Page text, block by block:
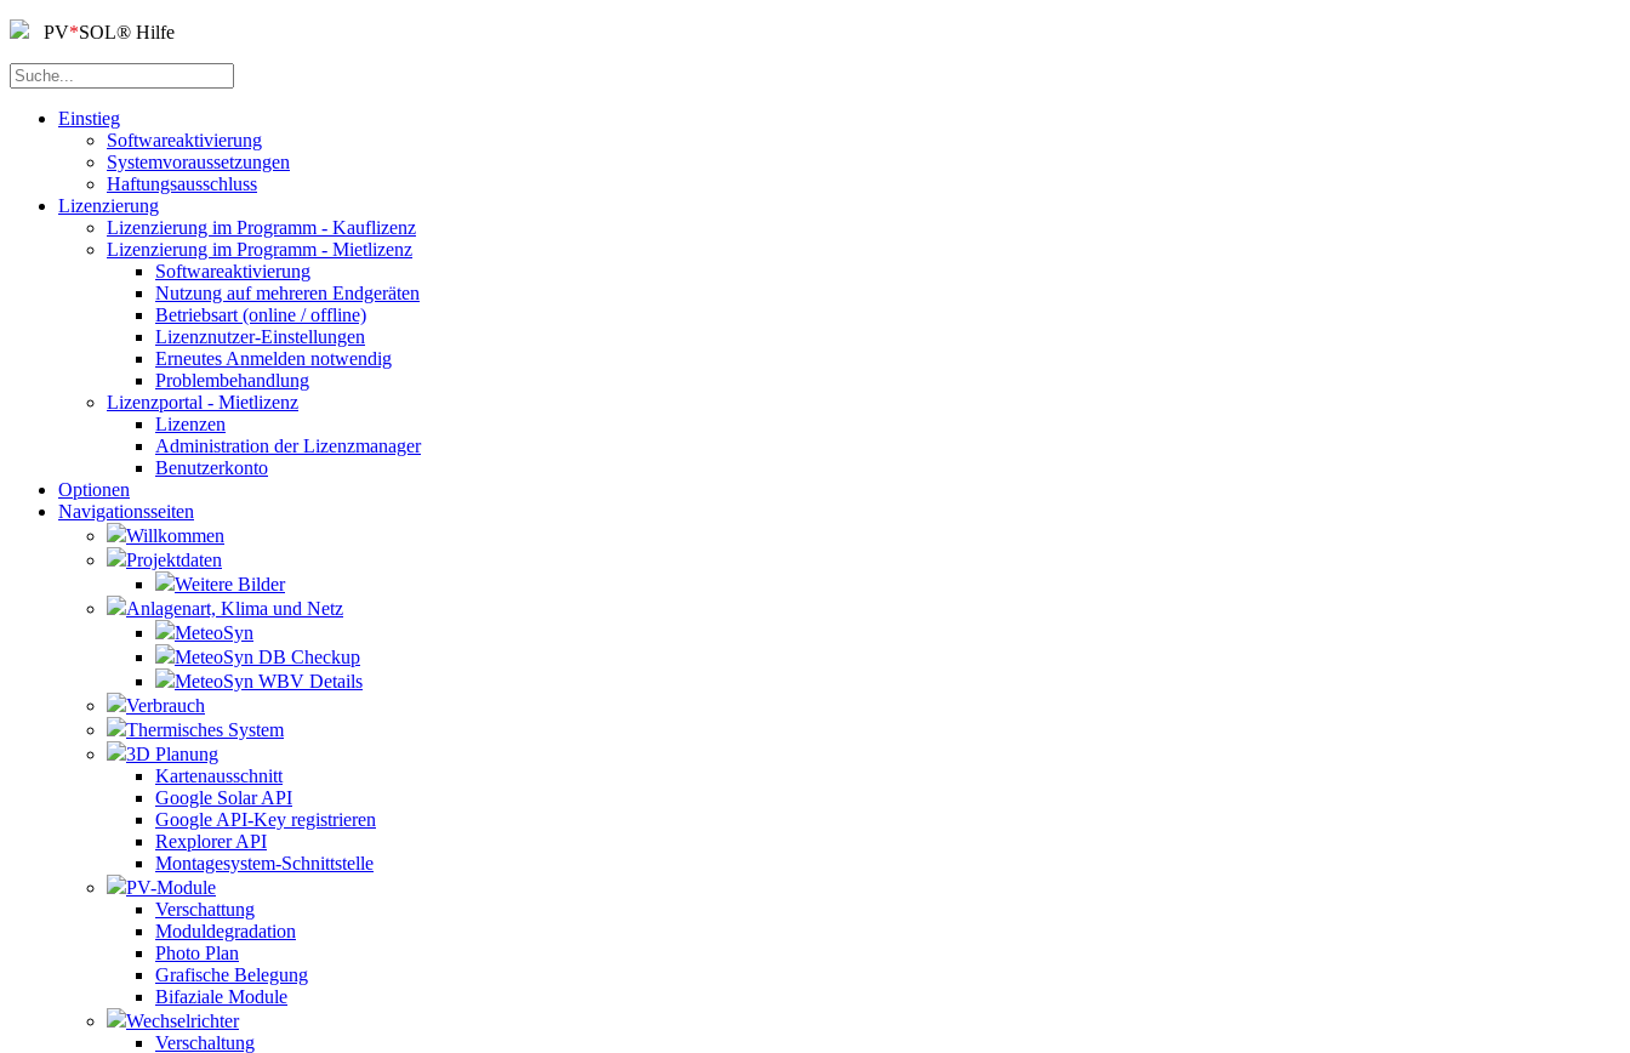
PV*SOL® Hilfe
Einstieg
Softwareaktivierung
Systemvoraussetzungen
Haftungsausschluss
Lizenzierung
Lizenzierung im Programm - Kauflizenz
Lizenzierung im Programm - Mietlizenz
Softwareaktivierung
Nutzung auf mehreren Endgeräten
Betriebsart (online / offline)
Lizenznutzer-Einstellungen
Erneutes Anmelden notwendig
Problembehandlung
Lizenzportal - Mietlizenz
Lizenzen
Administration der Lizenzmanager
Benutzerkonto
Optionen
Navigationsseiten
Willkommen
Projektdaten
Weitere Bilder
Anlagenart, Klima und Netz
MeteoSyn
MeteoSyn DB Checkup
MeteoSyn WBV Details
Verbrauch
Thermisches System
3D Planung
Kartenausschnitt
Google Solar API
Google API-Key registrieren
Rexplorer API
Montagesystem-Schnittstelle
PV-Module
Verschattung
Moduldegradation
Photo Plan
Grafische Belegung
Bifaziale Module
Wechselrichter
Verschaltung